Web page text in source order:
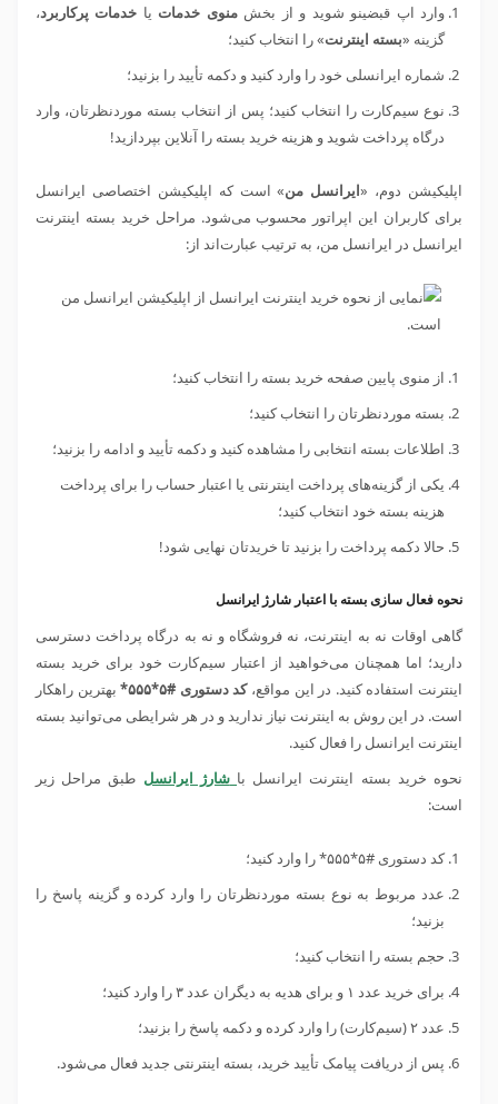
وارد اپ قبضینو شوید و از بخشمنوی خدمات یا خدمات پرکاربرد،
گزینه «بسته اینترنت» را انتخاب کنید؛
شماره ایرانسلی خود را وارد کنید و دکمه تأیید را بزنید؛
نوع سیم‌کارت را انتخاب کنید؛ پس از انتخاب بسته موردنظرتان، وارد
درگاه پرداخت شوید و هزینه خرید بسته را آنلاین بپردازید!
اپلیکیشن دوم، «ایرانسل من» است که اپلیکیشن اختصاصی ایرانسل
برای کاربران این اپراتور محسوب می‌شود. مراحل خرید بسته اینترنت
ایرانسل در ایرانسل من، به ترتیب عبارت‌اند از:
از منوی پایین صفحه خرید بسته را انتخاب کنید؛
بسته موردنظرتان را انتخاب کنید؛
اطلاعات بسته انتخابی را مشاهده کنید و دکمه تأیید و ادامه را بزنید؛
یکی از گزینه‌های پرداخت اینترنتی یا اعتبار حساب را برای پرداخت
هزینه بسته خود انتخاب کنید؛
حالا دکمه پرداخت را بزنید تا خریدتان نهایی شود!
نحوه فعال سازی بسته با اعتبار شارژ ایرانسل
گاهی اوقات نه به اینترنت، نه فروشگاه و نه به درگاه پرداخت دسترسی
دارید؛ اما همچنان می‌خواهید از اعتبار سیم‌کارت خود برای خرید بسته
اینترنت استفاده کنید. در این مواقع،کد دستوری #۵*۵۵۵*
بهترین راهکار
است. در این روش به اینترنت نیاز ندارید و در هر شرایطی می‌توانید بسته
اینترنت ایرانسل را فعال کنید.
نحوه خرید بسته اینترنت ایرانسل با شارژ ایرانسل طبق مراحل زیر
است:
کد دستوری #۵*۵۵۵* را وارد کنید؛
عدد مربوط به نوع بسته موردنظرتان را وارد کرده و گزینه پاسخ را
بزنید؛
حجم بسته را انتخاب کنید؛
برای خرید عدد ۱ و برای هدیه به دیگران عدد ۳ را وارد کنید؛
عدد ۲ (سیم‌کارت) را وارد کرده و دکمه پاسخ را بزنید؛
پس از دریافت پیامک تأیید خرید، بسته اینترنتی جدید فعال می‌شود.